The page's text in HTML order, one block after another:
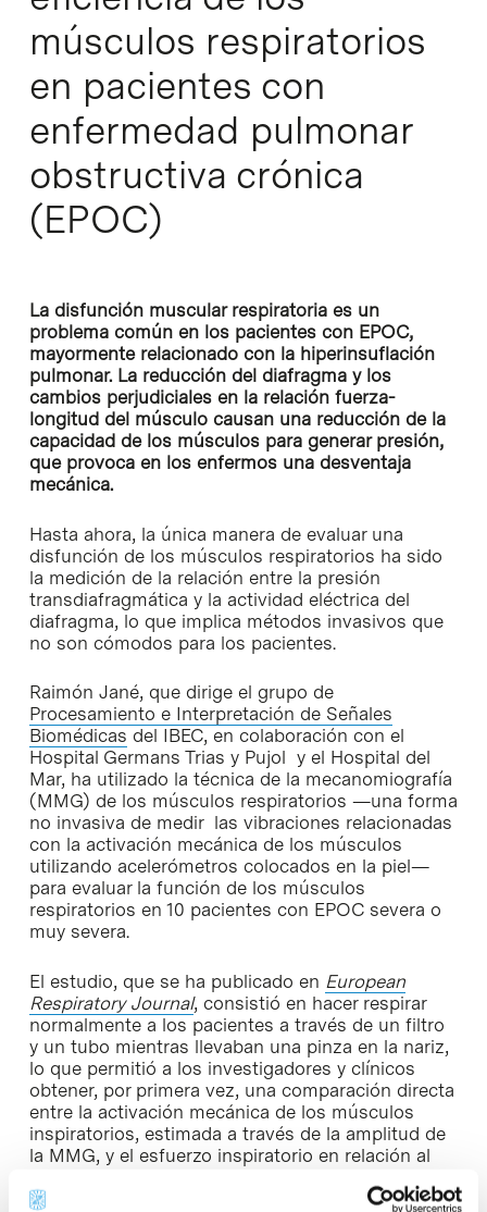
músculos respiratorios
en pacientes con
enfermedad pulmonar
obstructiva crónica
(EPOC)
La disfunción muscular respiratoria es un
problema común en los pacientes con EPOC,
mayormente relacionado con la hiperinsuflación
pulmonar. La reducción del diafragma y los
cambios perjudiciales en la relación fuerza-
longitud del músculo causan una reducción de la
capacidad de los músculos para generar presión,
que provoca en los enfermos una desventaja
mecánica.
Hasta ahora, la única manera de evaluar una
disfunción de los músculos respiratorios ha sido
la medición de la relación entre la presión
transdiafragmática y la actividad eléctrica del
diafragma, lo que implica métodos invasivos que
no son cómodos para los pacientes.
Raimón Jané, que dirige el grupo de
Procesamiento e Interpretación de Señales
Biomédicas del IBEC, en colaboración con el
Hospital Germans Trias y Pujol y el Hospital del
Mar, ha utilizado la técnica de la mecanomiografía
(MMG) de los músculos respiratorios —una forma
no invasiva de medir las vibraciones relacionadas
con la activación mecánica de los músculos
utilizando acelerómetros colocados en la piel—
para evaluar la función de los músculos
respiratorios en 10 pacientes con EPOC severa o
muy severa.
El estudio, que se ha publicado en European
Respiratory Journal, consistió en hacer respirar
normalmente a los pacientes a través de un filtro
y un tubo mientras llevaban una pinza en la nariz,
lo que permitió a los investigadores y clínicos
obtener, por primera vez, una comparación directa
entre la activación mecánica de los músculos
inspiratorios, estimada a través de la amplitud de
la MMG, y el esfuerzo inspiratorio en relación al
mueve dentro y fuera de los pulmones durante la